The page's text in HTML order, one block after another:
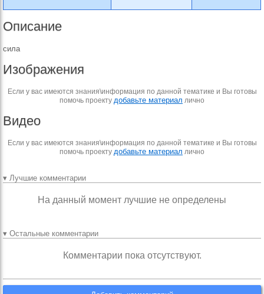
Описание
сила
Изображения
Если у вас имеются знания\информация по данной тематике и Вы готовы
помочь проекту добавьте материал лично
Видео
Если у вас имеются знания\информация по данной тематике и Вы готовы
помочь проекту добавьте материал лично
▾ Лучшие комментарии
На данный момент лучшие не определены
▾ Остальные комментарии
Комментарии пока отсутствуют.